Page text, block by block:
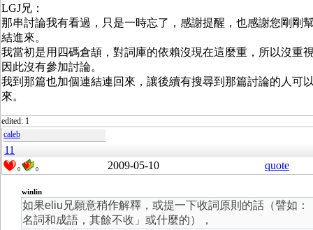
LGJ兄：
那串討論我有看過，只是一時忘了，感謝提醒，也感謝您剛剛
結進來。
我當初是用四碼倉頡，對詞庫的依賴沒現在這麼重，所以沒重
因此沒有參加討論。
我到那篇也加個連結連回來，讓後續有搜尋到那篇討論的人可
來。
edited: 1
caleb
11
0 0 2009-05-10 quote
winlin
如果eliu兄願意稍作解釋，或提一下收詞原則的話（譬如：
名詞和成語，其餘不收」或什麼的），